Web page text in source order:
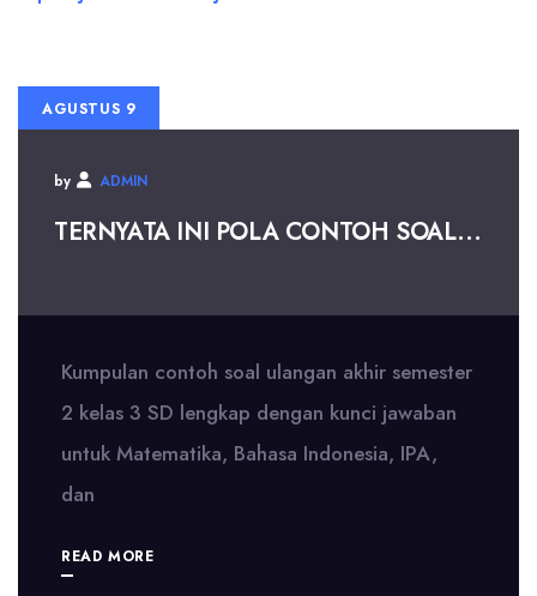
AGUSTUS 9
by ADMIN
TERNYATA INI POLA CONTOH SOAL...
Kumpulan contoh soal ulangan akhir semester
2 kelas 3 SD lengkap dengan kunci jawaban
untuk Matematika, Bahasa Indonesia, IPA,
dan
READ MORE